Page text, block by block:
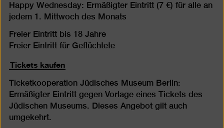
Happy Wednesday: Ermäßigter Eintritt (7 €) für alle an
jedem 1. Mittwoch des Monats
Freier Eintritt bis 18 Jahre
Freier Eintritt für Geflüchtete
Tickets kaufen
Ticketkooperation Jüdisches Museum Berlin:
Ermäßigter Eintritt gegen Vorlage eines Tickets des
Jüdischen Museums. Dieses Angebot gilt auch
umgekehrt.